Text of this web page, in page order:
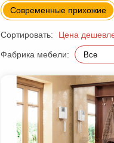
Современные прихожие
Сортировать: Цена
Фабрика мебели: